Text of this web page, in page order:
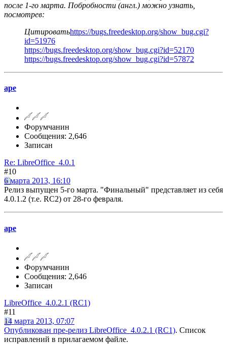
после 1-го марта. Побробности (англ.) можно узнать,
посмотрев:
Цитироватьhttps://bugs.freedesktop.org/show_bug.cgi?
id=51976
https://bugs.freedesktop.org/show_bug.cgi?id=52170
https://bugs.freedesktop.org/show_bug.cgi?id=57872
ape
Форумчанин
Сообщения: 2,646
Записан
Re: LibreOffice_4.0.1
#10
6 марта 2013, 16:10
Релиз выпущен 5-го марта. "Финальный" представляет из себя
4.0.1.2 (т.е. RC2) от 28-го февраля.
ape
Форумчанин
Сообщения: 2,646
Записан
LibreOffice_4.0.2.1 (RC1)
#11
14 марта 2013, 07:07
Опубликован пре-релиз LibreOffice_4.0.2.1 (RC1). Список
исправлений в прилагаемом файле.